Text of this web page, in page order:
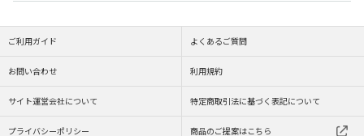
ご利用ガイド よくあるご質問
お問い合わせ 利用規約
サイト運営会社について 特定商取引法に基づく表記について
プライバシーポリシー 商品のご提案はこちら